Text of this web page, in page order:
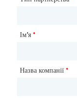
Запит на продукцію
Тип клієнта*
Ім'я *
Назва компанії *